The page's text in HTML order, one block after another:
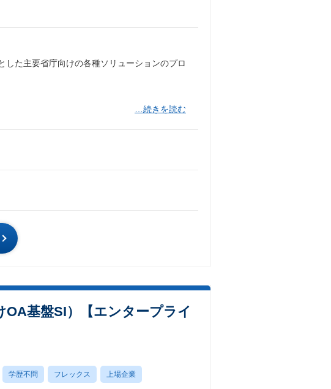
た主要省庁向けの各種ソリューションのプロ
…続きを読む
基盤SI）【エンタープライ
学歴不問 フレックス 上場企業